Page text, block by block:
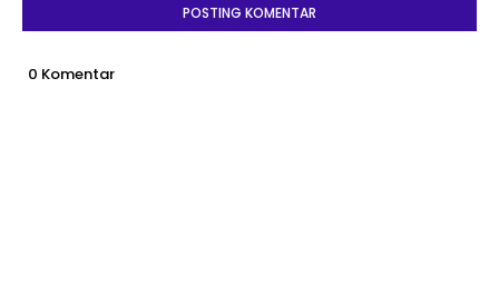
POSTING KOMENTAR
0 Komentar